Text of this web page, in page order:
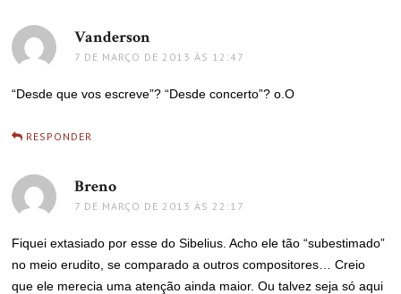
Vanderson
7 DE MARÇO DE 2013 ÀS 12:47
“Desde que vos escreve”? “Desde concerto”? o.O
RESPONDER
Breno
7 DE MARÇO DE 2013 ÀS 22:17
Fiquei extasiado por esse do Sibelius. Acho ele tão “subestimado”
no meio erudito, se comparado a outros compositores… Creio
que ele merecia uma atenção ainda maior. Ou talvez seja só aqui